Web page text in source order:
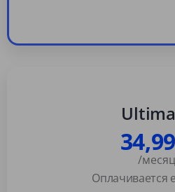
/месяц
Оплачивается